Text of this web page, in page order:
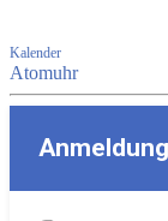
Kalender
Atomuhr